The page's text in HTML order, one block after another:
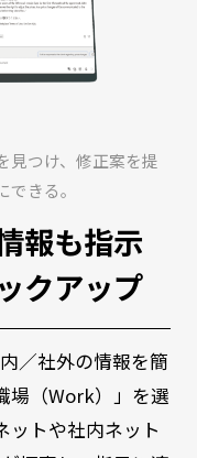
見つけ、修正案を提
きる。
報も指示
クアップ
／社外の情報を簡
場（Work）」を選
ットや社内ネット